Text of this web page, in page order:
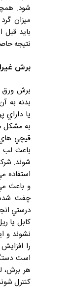
شود.
ميزان
بايد قبل
نتيجه
برش
برش
بدنه به
يا داراي
به مشکل
قيچي هاي
باعث لب
شوند.
استفاده
و باعث
چفت
درستي
کابل يا
نشوند و
را
است
هر برش،
کنترل